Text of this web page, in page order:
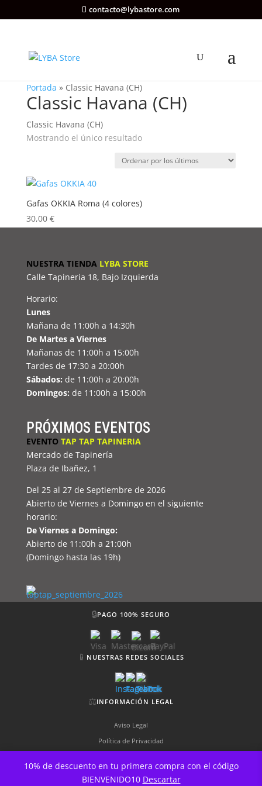
10% de descuento en tu primera compra con el código
BIENVENIDO10 Descartar
contacto@lybastore.com
Portada » Classic Havana (CH)
Classic Havana (CH)
Classic Havana (CH)
Mostrando el único resultado
Gafas OKKIA Roma (4 colores)
30,00 €
NUESTRA TIENDALYBA STORE
Calle Tapineria 18, Bajo Izquierda
Horario:
Lunes
Mañana de 11:00h a 14:30h
De Martes a Viernes
Mañanas de 11:00h a 15:00h
Tardes de 17:30 a 20:00h
Sábados: de 11:00h a 20:00h
Domingos: de 11:00h a 15:00h
PRÓXIMOS EVENTOS
EVENTOTAP TAP TAPINERIA
Mercado de Tapinería
Plaza de Ibañez, 1
Del 25 al 27 de Septiembre de 2026
Abierto de Viernes a Domingo en el siguiente
horario:
De Viernes a Domingo:
Abierto de 11:00h a 21:00h
(Domingo hasta las 19h)
🔒PAGO 100% SEGURO
📱 NUESTRAS REDES SOCIALES
⚖️INFORMACIÓN LEGAL
Aviso Legal
Política de Privacidad
Términos y Condiciones